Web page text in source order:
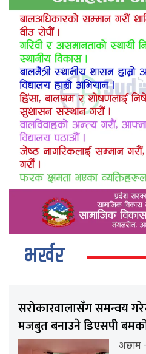
भर्खर
सरोकारवालासँग समन्वय
मजबुत बनाउने डिएसपी बमको
अछाम